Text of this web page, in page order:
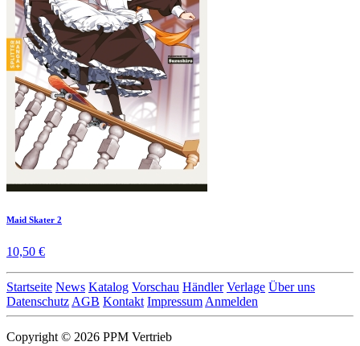
Maid Skater 2
10,50 €
Startseite News Katalog Vorschau Händler Verlage Über uns
Datenschutz AGB Kontakt Impressum Anmelden
Copyright © 2026 PPM Vertrieb